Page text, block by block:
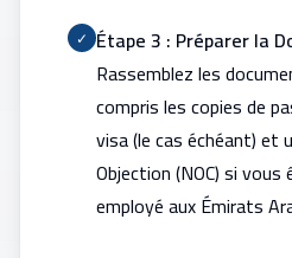
✓ Étape 3 : Préparer la
Rassemblez les
compris les copies de
visa (le cas échéant) et
Objection (NOC) si
employé aux Émirats